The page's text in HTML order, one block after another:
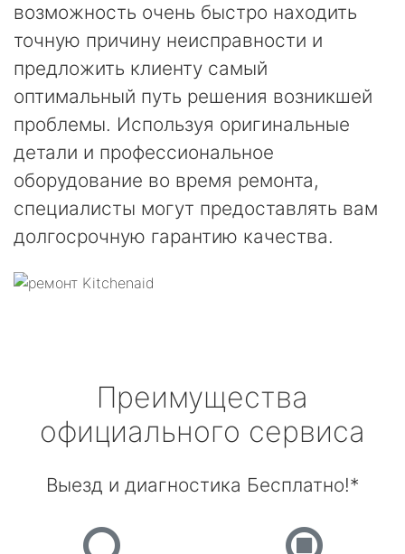
возможность очень быстро находить
точную причину неисправности и
предложить клиенту самый
оптимальный путь решения возникшей
проблемы. Используя оригинальные
детали и профессиональное
оборудование во время ремонта,
специалисты могут предоставлять вам
долгосрочную гарантию качества.
Преимущества
официального сервиса
Выезд и диагностика Бесплатно!*